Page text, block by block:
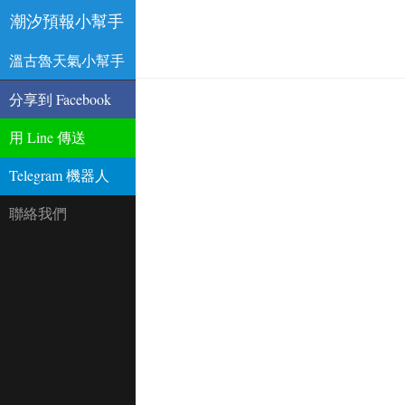
潮汐預報小幫手
溫古魯天氣小幫手
分享到 Facebook
用 Line 傳送
Telegram 機器人
聯絡我們